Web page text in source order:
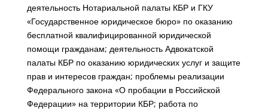
деятельность Нотариальной палаты КБР и ГКУ
«Государственное юридическое бюро» по оказанию
бесплатной квалифицированной юридической
помощи гражданам; деятельность Адвокатской
палаты КБР по оказанию юридических услуг и защите
прав и интересов граждан; проблемы реализации
Федерального закона «О пробации в Российской
Федерации» на территории КБР; работа по